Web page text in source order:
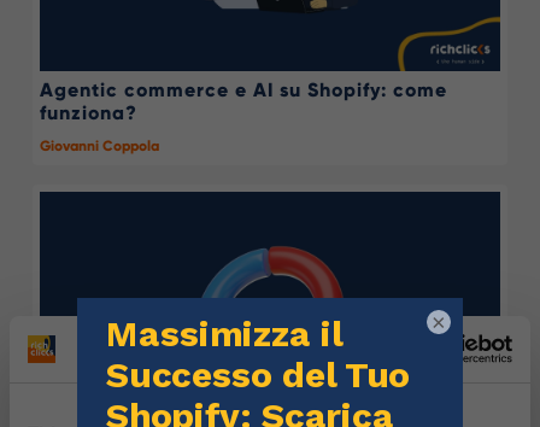
Agentic commerce e AI su Shopify: come
funziona?
Giovanni Coppola
×